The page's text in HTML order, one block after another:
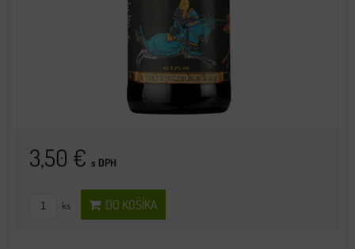
3,50 € s DPH
ks DO KOŠÍKA